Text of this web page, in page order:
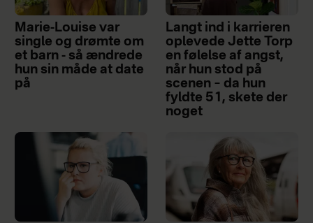
Marie-Louise var
single og drømte om
et barn - så ændrede
hun sin måde at date
på
Langt ind i karrieren
oplevede Jette Torp
en følelse af angst,
når hun stod på
scenen – da hun
fyldte 51, skete der
noget